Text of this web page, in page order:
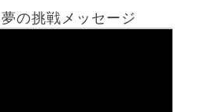
の挑戦メッセージ